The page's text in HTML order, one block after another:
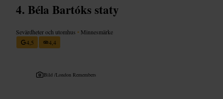
Béla Bartóks staty
Sevärdheter och utomhus • Minnesmärke
4,5
4,4
Bild /London Remembers